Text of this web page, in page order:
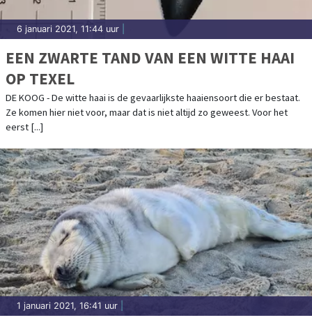
6 januari 2021, 11:44 uur
EEN ZWARTE TAND VAN EEN WITTE HAAI
OP TEXEL
DE KOOG - De witte haai is de gevaarlijkste haaiensoort die er bestaat.
Ze komen hier niet voor, maar dat is niet altijd zo geweest. Voor het
eerst [...]
1 januari 2021, 16:41 uur